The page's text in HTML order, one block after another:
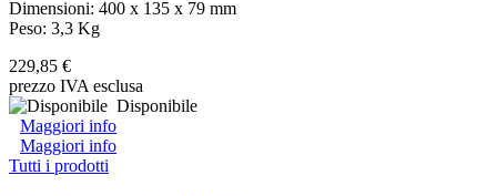
Dimensioni: 400 x 135 x 79 mm
Peso: 3,3 Kg
229,85 €
prezzo IVA esclusa
Disponibile
Maggiori info
Maggiori info
Tutti i prodotti